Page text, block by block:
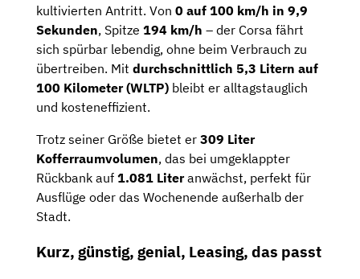
kultivierten Antritt. Von 0 auf 100 km/h in 9,9
Sekunden, Spitze 194 km/h – der Corsa fährt
sich spürbar lebendig, ohne beim Verbrauch zu
übertreiben. Mit durchschnittlich 5,3 Litern auf
100 Kilometer (WLTP) bleibt er alltagstauglich
und kosteneffizient.
Trotz seiner Größe bietet er 309 Liter
Kofferraumvolumen, das bei umgeklappter
Rückbank auf 1.081 Literanwächst, perfekt für
Ausflüge oder das Wochenende außerhalb der
Stadt.
Kurz, günstig, genial, Leasing, das passt